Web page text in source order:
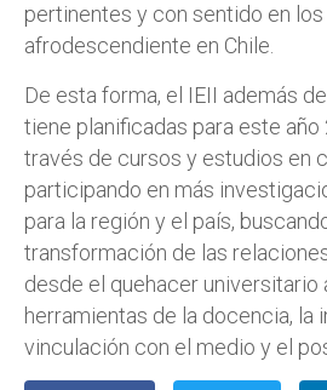
pertinentes y con sentido en
afrodescendiente en Chile.
De esta forma, el IEII además
tiene planificadas para este año
través de cursos y estudios en
participando en más
para la región y el país,
transformación de las
desde el quehacer universitario
herramientas de la docencia, la
vinculación con el medio y el